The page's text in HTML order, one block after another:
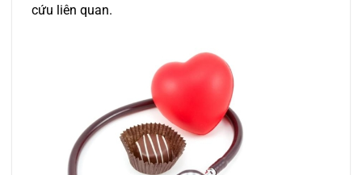
cứu liên quan.